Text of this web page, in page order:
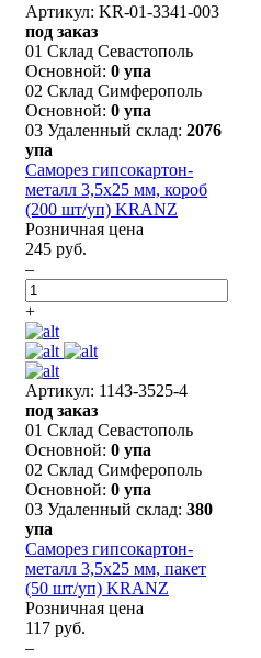
Артикул: KR-01-3341-003
под заказ
01 Склад Севастополь
Основной: 0 упа
02 Склад Симферополь
Основной: 0 упа
03 Удаленный склад: 2076
упа
Саморез гипсокартон-
металл 3,5х25 мм, короб
(200 шт/уп) KRANZ
Розничная цена
245 руб.
–
+
Артикул: 1143-3525-4
под заказ
01 Склад Севастополь
Основной: 0 упа
02 Склад Симферополь
Основной: 0 упа
03 Удаленный склад: 380
упа
Саморез гипсокартон-
металл 3,5х25 мм, пакет
(50 шт/уп) KRANZ
Розничная цена
117 руб.
–